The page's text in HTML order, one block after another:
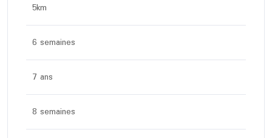
5km
6 semaines
7 ans
8 semaines